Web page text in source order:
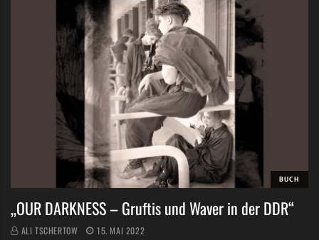
BUCH
„OUR DARKNESS – Gruftis und Waver in der DDR“
ALI TSCHERTOW 15. MAI 2022